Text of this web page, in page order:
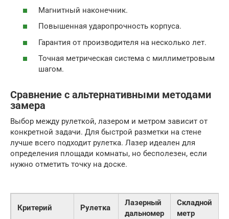
Магнитный наконечник.
Повышенная ударопрочность корпуса.
Гарантия от производителя на несколько лет.
Точная метрическая система с миллиметровым
шагом.
Сравнение с альтернативными методами
замера
Выбор между рулеткой, лазером и метром зависит от
конкретной задачи. Для быстрой разметки на стене
лучше всего подходит рулетка. Лазер идеален для
определения площади комнаты, но бесполезен, если
нужно отметить точку на доске.
Критерий Рулетка
Лазерный
дальномер
Складной
метр